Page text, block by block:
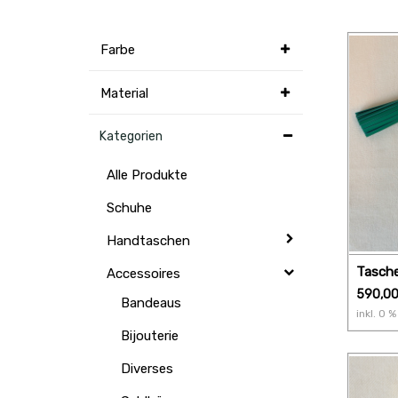
Farbe
Material
Kategorien
Alle Produkte
Schuhe
Handtaschen
Accessoires
Bandeaus
Bijouterie
Diverses
590,00
inkl. 0